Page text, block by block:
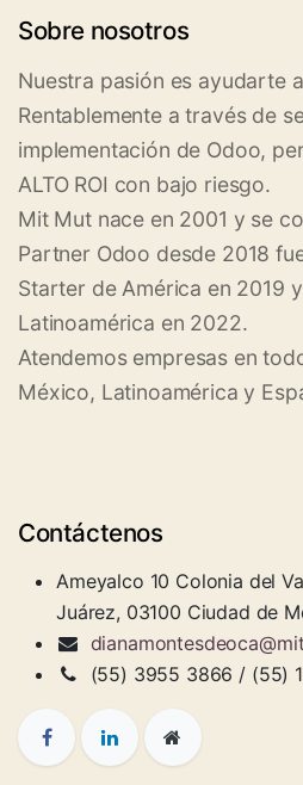
Sobre nosotros
Nuestra pasión es ayudarte
Rentablemente a través de
implementación de Odoo,
ALTO ROI con bajo riesgo.
Mit Mut nace en 2001 y se
Partner Odoo desde 2018
Starter de América en 2019
Latinoamérica en 2022.
Atendemos empresas en
México, Latinoamérica y
Contáctenos
Ameyalco 10 Colonia del
Juárez, 03100 Ciudad de
(55) 3955 3866 / (55)